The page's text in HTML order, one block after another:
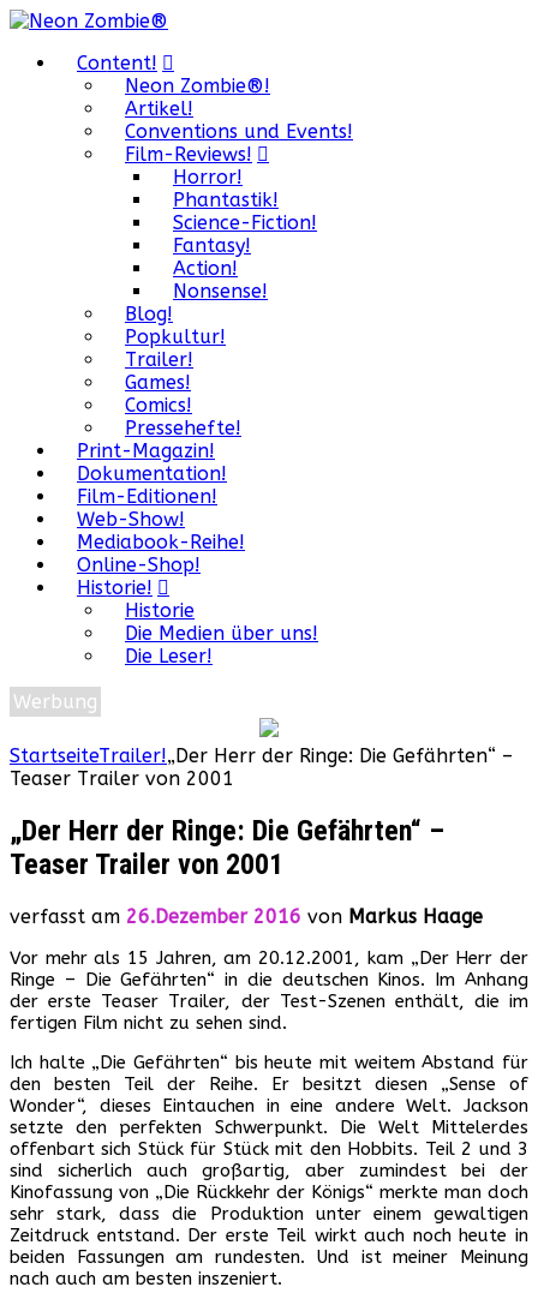
Content!
Neon Zombie®!
Artikel!
Conventions und Events!
Film-Reviews!
Horror!
Phantastik!
Science-Fiction!
Fantasy!
Action!
Nonsense!
Blog!
Popkultur!
Trailer!
Games!
Comics!
Pressehefte!
Print-Magazin!
Dokumentation!
Film-Editionen!
Web-Show!
Mediabook-Reihe!
Online-Shop!
Historie!
Historie
Die Medien über uns!
Die Leser!
Werbung
StartseiteTrailer!„Der Herr der Ringe: Die Gefährten“ –
Teaser Trailer von 2001
„Der Herr der Ringe: Die Gefährten“ –
Teaser Trailer von 2001
verfasst am 26.Dezember 2016 von Markus Haage
Vor mehr als 15 Jahren, am 20.12.2001, kam „Der Herr der
Ringe – Die Gefährten“ in die deutschen Kinos. Im Anhang
der erste Teaser Trailer, der Test-Szenen enthält, die im
fertigen Film nicht zu sehen sind.
Ich halte „Die Gefährten“ bis heute mit weitem Abstand für
den besten Teil der Reihe. Er besitzt diesen „Sense of
Wonder“, dieses Eintauchen in eine andere Welt. Jackson
setzte den perfekten Schwerpunkt. Die Welt Mittelerdes
offenbart sich Stück für Stück mit den Hobbits. Teil 2 und 3
sind sicherlich auch großartig, aber zumindest bei der
Kinofassung von „Die Rückkehr der Königs“ merkte man doch
sehr stark, dass die Produktion unter einem gewaltigen
Zeitdruck entstand. Der erste Teil wirkt auch noch heute in
beiden Fassungen am rundesten. Und ist meiner Meinung
nach auch am besten inszeniert.